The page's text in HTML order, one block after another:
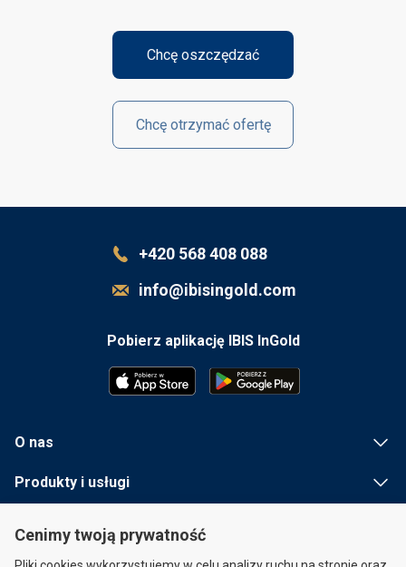
Cenimy twoją prywatność
Chcę oszczędzać
Chcę otrzymać ofertę
+420 568 408 088
info@ibisingold.com
Pobierz aplikację IBIS InGold
O nas
Produkty i usługi
Szybkie linki